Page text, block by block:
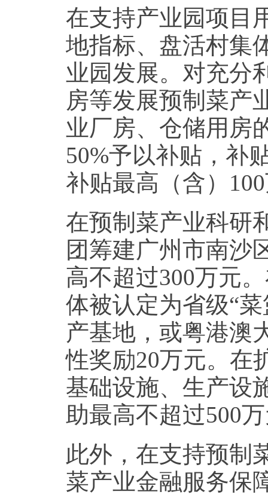
在支持产业园项目
地指标、盘活村集
业园发展。对充分
房等发展预制菜产
业厂房、仓储用房
50%予以补贴，补
补贴最高（含）
在预制菜产业科研
团筹建广州市南沙
高不超过300万元
体被认定为省级“
产基地，或粤港澳
性奖励20万元。在
基础设施、生产设
助最高不超过500
此外，在支持预制
菜产业金融服务保